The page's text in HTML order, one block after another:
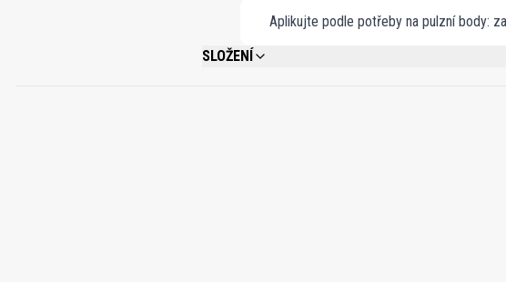
Aplikujte podle potřeby na pulzní body:
SLOŽENÍ
ALCOHOL DENAT, PARFUM, AQUA, LIMONENE, BENZYL